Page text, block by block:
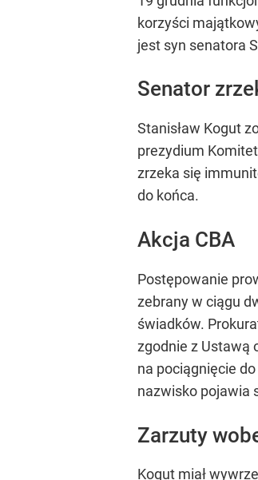
korzyści
jest syn senatora
Senator
Stanisław Kogut
prezydium
zrzeka się
do końca.
Akcja CBA
Postępowanie
zebrany w ciągu
świadków.
zgodnie z Ustawą
na pociągnięcie
nazwisko pojawia
Zarzuty
Kogut miał